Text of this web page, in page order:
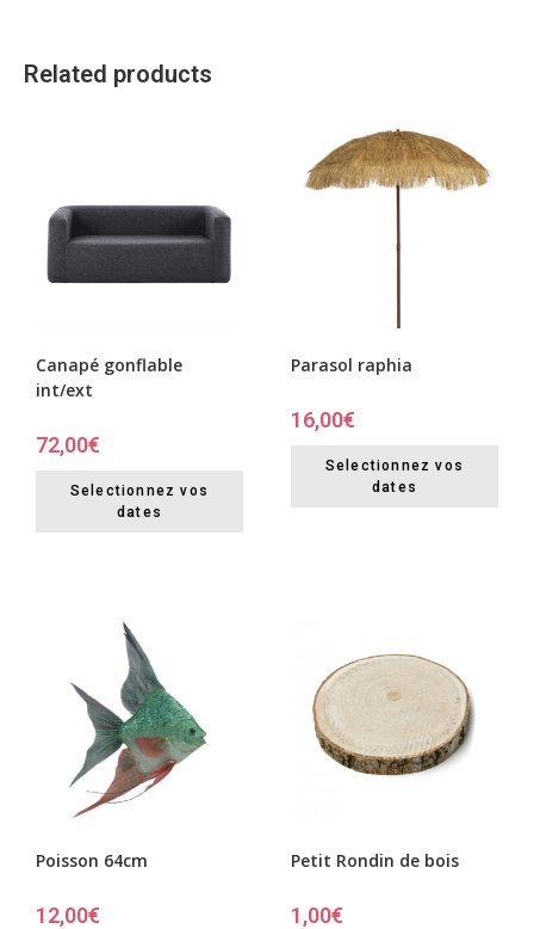
Related products
Canapé gonflable
int/ext
72,00€
Selectionnez vos
dates
Parasol raphia
16,00€
Selectionnez vos
dates
Poisson 64cm
12,00€
Petit Rondin de bois
1,00€